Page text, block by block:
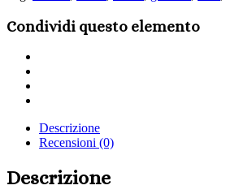
Condividi questo elemento
Email
Descrizione
Recensioni (0)
Descrizione